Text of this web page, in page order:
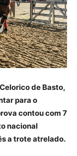
de Basto,
para o
contou com 7
nacional
a trote atrelado.